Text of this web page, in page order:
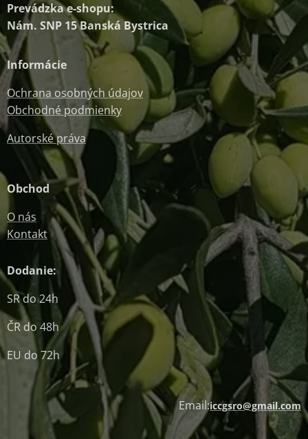
Prevádzka e-shopu:
Nám. SNP 15 Banská Bystrica
Informácie
Ochrana osobných údajov
Obchodné podmienky
Autorské práva
Obchod
O nás
Kontakt
Dodanie:
SR do 24h
ČR do 48h
EU do 72h
Email:iccgsro@gmail.com